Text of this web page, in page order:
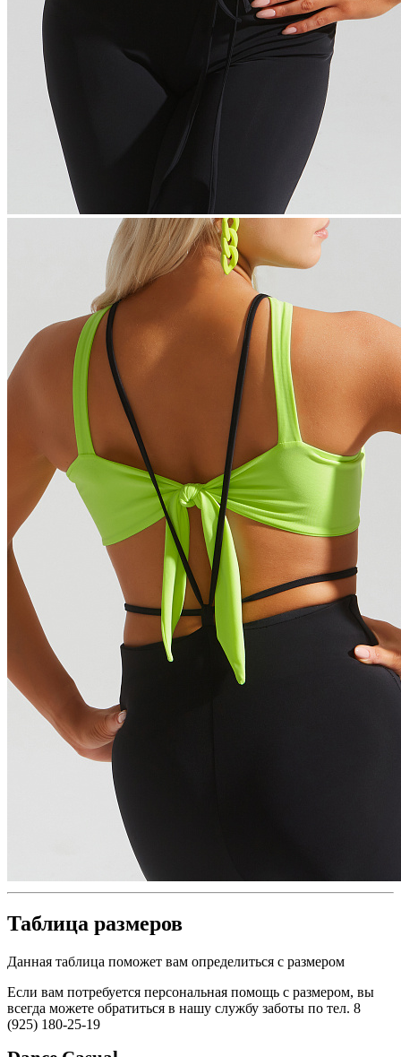
Таблица размеров
Данная таблица поможет вам определиться с размером
Если вам потребуется персональная помощь с размером, вы
всегда можете обратиться в нашу службу заботы по тел. 8
(925) 180-25-19